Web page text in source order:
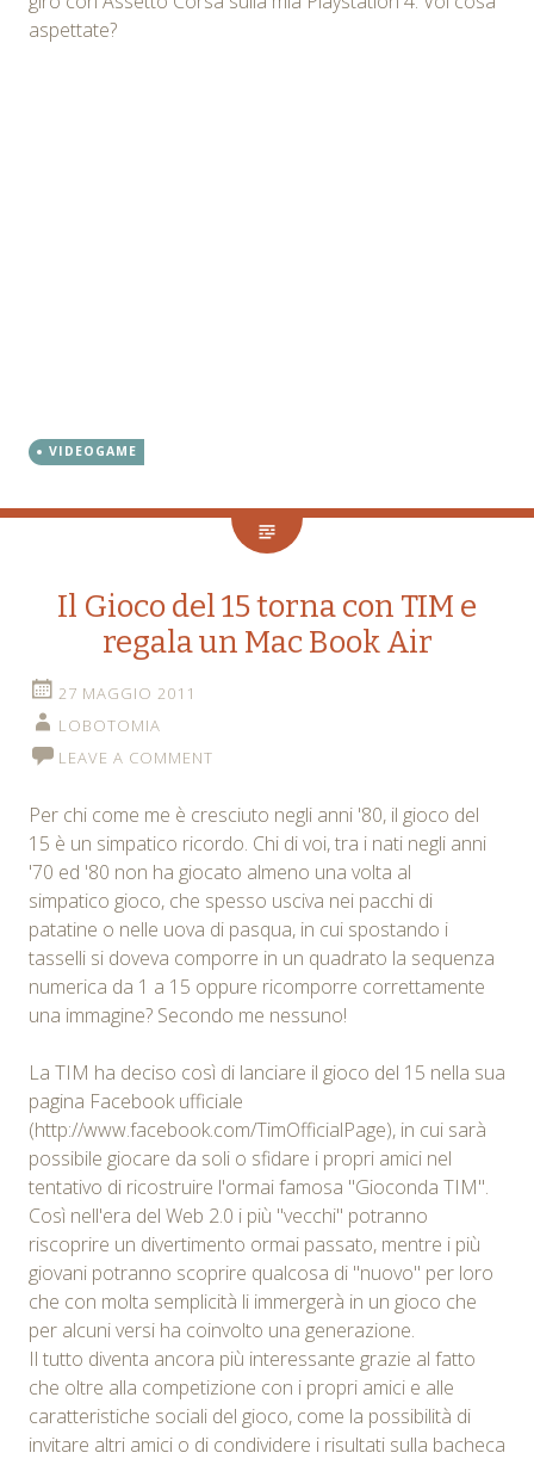
aspettate?
VIDEOGAME
Il Gioco del 15 torna con TIM e
regala un Mac Book Air
27 MAGGIO 2011
LOBOTOMIA
LEAVE A COMMENT
Per chi come me è cresciuto negli anni '80, il gioco del
15 è un simpatico ricordo. Chi di voi, tra i nati negli anni
'70 ed '80 non ha giocato almeno una volta al
simpatico gioco, che spesso usciva nei pacchi di
patatine o nelle uova di pasqua, in cui spostando i
tasselli si doveva comporre in un quadrato la sequenza
numerica da 1 a 15 oppure ricomporre correttamente
una immagine? Secondo me nessuno!
La TIM ha deciso così di lanciare il gioco del 15 nella sua
pagina Facebook ufficiale
(http://www.facebook.com/TimOfficialPage), in cui sarà
possibile giocare da soli o sfidare i propri amici nel
tentativo di ricostruire l'ormai famosa "Gioconda TIM".
Così nell'era del Web 2.0 i più "vecchi" potranno
riscoprire un divertimento ormai passato, mentre i più
giovani potranno scoprire qualcosa di "nuovo" per loro
che con molta semplicità li immergerà in un gioco che
per alcuni versi ha coinvolto una generazione.
Il tutto diventa ancora più interessante grazie al fatto
che oltre alla competizione con i propri amici e alle
caratteristiche sociali del gioco, come la possibilità di
invitare altri amici o di condividere i risultati sulla bacheca